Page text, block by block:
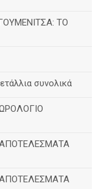
ΤΟ
συνολικά